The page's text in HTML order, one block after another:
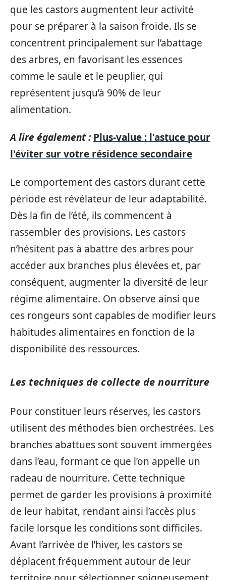
que les castors augmentent leur activité
pour se préparer à la saison froide. Ils se
concentrent principalement sur l’abattage
des arbres, en favorisant les essences
comme le saule et le peuplier, qui
représentent jusqu’à 90% de leur
alimentation.
A lire également : Plus-value : l'astuce pour
l'éviter sur votre résidence secondaire
Le comportement des castors durant cette
période est révélateur de leur adaptabilité.
Dès la fin de l’été, ils commencent à
rassembler des provisions. Les castors
n’hésitent pas à abattre des arbres pour
accéder aux branches plus élevées et, par
conséquent, augmenter la diversité de leur
régime alimentaire. On observe ainsi que
ces rongeurs sont capables de modifier leurs
habitudes alimentaires en fonction de la
disponibilité des ressources.
Les techniques de collecte de nourriture
Pour constituer leurs réserves, les castors
utilisent des méthodes bien orchestrées. Les
branches abattues sont souvent immergées
dans l’eau, formant ce que l’on appelle un
radeau de nourriture. Cette technique
permet de garder les provisions à proximité
de leur habitat, rendant ainsi l’accès plus
facile lorsque les conditions sont difficiles.
Avant l’arrivée de l’hiver, les castors se
déplacent fréquemment autour de leur